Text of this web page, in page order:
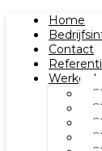
Home
Contact